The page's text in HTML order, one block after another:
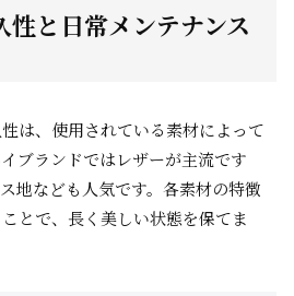
性と日常メンテナンス
は、使用されている素材によって
ブランドではレザーが主流です
地なども人気です。各素材の特徴
とで、長く美しい状態を保てま